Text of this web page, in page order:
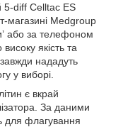
5-diff Celltac ES
магазині Medgroup
або за телефоном
якість та
нададуть
у виборі.
є вкрай
За даними
для флагування